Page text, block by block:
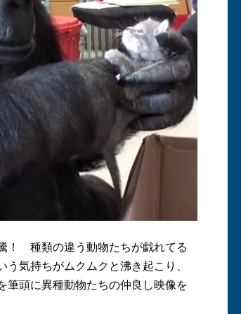
！ 種類の違う動物たちが戯れてる
気持ちがムクムクと沸き起こり、
筆頭に異種動物たちの仲良し映像を